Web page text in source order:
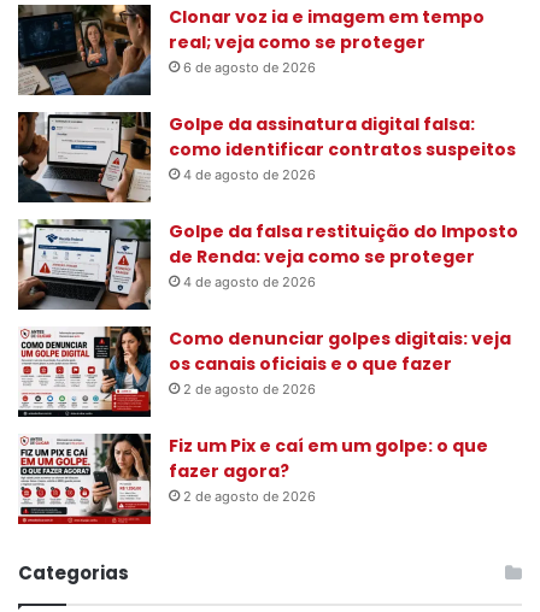
s
a
o
r
Clonar voz ia e imagem em tempo
real; veja como se proteger
6 de agosto de 2026
Golpe da assinatura digital falsa:
como identificar contratos suspeitos
4 de agosto de 2026
Golpe da falsa restituição do Imposto
de Renda: veja como se proteger
4 de agosto de 2026
Como denunciar golpes digitais: veja
os canais oficiais e o que fazer
2 de agosto de 2026
Fiz um Pix e caí em um golpe: o que
fazer agora?
2 de agosto de 2026
Categorias